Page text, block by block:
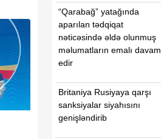
“Qarabağ” yatağında
aparılan tədqiqat
nəticəsində əldə olunmuş
məlumatların emalı davam
edir
Britaniya Rusiyaya qarşı
sanksiyalar siyahısını
genişləndirib